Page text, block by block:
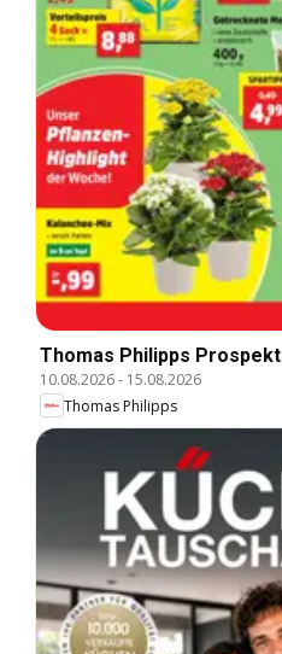
Thomas Philipps Prospekt
10.08.2026- 15.08.2026
Thomas Philipps